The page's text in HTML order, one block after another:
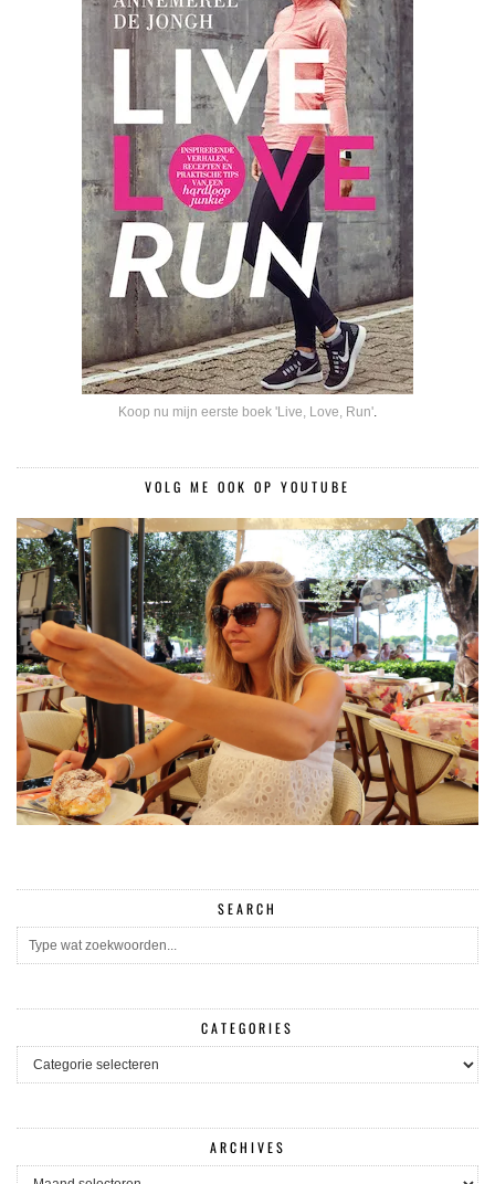
Koop nu mijn eerste boek 'Live, Love, Run'
VOLG ME OOK OP YOUTUBE
SEARCH
CATEGORIES
CATEGORIES
ARCHIVES
ARCHIVES